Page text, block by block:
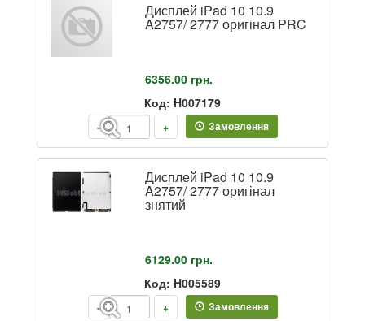
Дисплей iPad 10 10.9
A2757/ 2777 оригінал PRC
6356.00 грн.
Код: H007179
- + Замовлення
Дисплей iPad 10 10.9
A2757/ 2777 оригінал
знятий
6129.00 грн.
Код: H005589
- + Замовлення